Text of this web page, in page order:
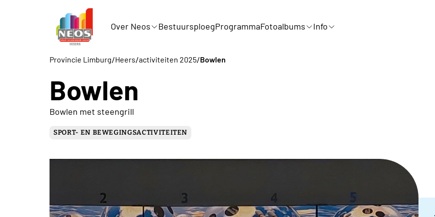
Over Neos BestuursploegProgrammaFotoalbums Info
Provincie Limburg/Heers/activiteiten 2025/Bowlen
Bowlen
Bowlen met steengrill
SPORT- EN BEWEGINGSACTIVITEITEN